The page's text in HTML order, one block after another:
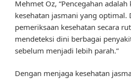
Mehmet Oz, “Pencegahan
kesehatan jasmani yang optimal.
pemeriksaan kesehatan secara
mendeteksi dini berbagai
sebelum menjadi lebih parah.”
Dengan menjaga kesehatan